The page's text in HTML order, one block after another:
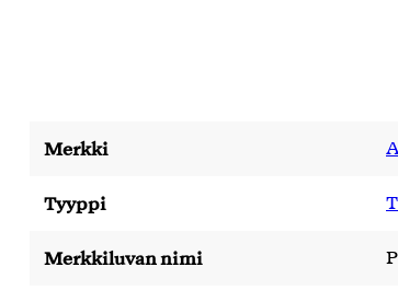
Merkki
Tyyppi
Merkkiluvan nimi